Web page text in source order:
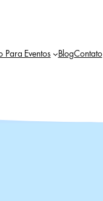
Para Eventos BlogContato